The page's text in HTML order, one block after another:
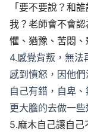
「要不要說？和
我？老師會不會
懼、猶豫、苦悶、
4.感覺背叛，無
感到憤怒，因他
自己有錯，自卑
更大膽的去做一
5.麻木自己讓自己